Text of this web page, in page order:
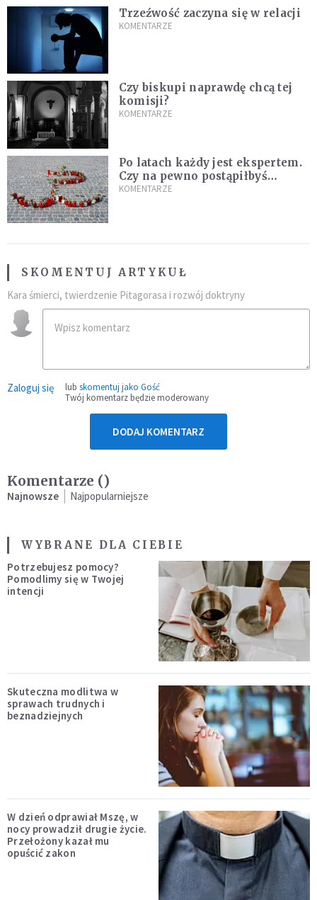
Trzeźwość zaczyna się w relacji
KOMENTARZE
Czy biskupi naprawdę chcą tej
komisji?
KOMENTARZE
Po latach każdy jest ekspertem.
Czy na pewno postąpiłbyś
inaczej?
KOMENTARZE
SKOMENTUJ ARTYKUŁ
Kara śmierci, twierdzenie Pitagorasa i rozwój doktryny
Zaloguj się lub skomentuj jako Gość
Twój komentarz będzie moderowany
DODAJ KOMENTARZ
Komentarze ()
Najnowsze Najpopularniejsze
WYBRANE DLA CIEBIE
Potrzebujesz pomocy?
Pomodlimy się w Twojej
intencji
Skuteczna modlitwa w
sprawach trudnych i
beznadziejnych
W dzień odprawiał Mszę, w
nocy prowadził drugie życie.
Przełożony kazał mu
opuścić zakon